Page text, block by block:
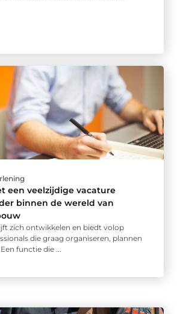
een veelzijdige vacature
binnen de wereld van
zich ontwikkelen en biedt volop
die graag organiseren, plannen
functie die ...